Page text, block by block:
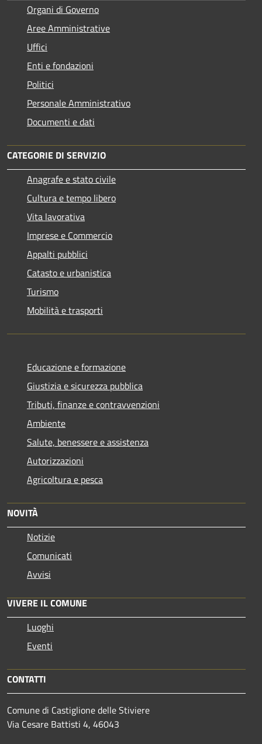
Organi di Governo
Aree Amministrative
Uffici
Enti e fondazioni
Politici
Personale Amministrativo
Documenti e dati
CATEGORIE DI SERVIZIO
Anagrafe e stato civile
Cultura e tempo libero
Vita lavorativa
Imprese e Commercio
Appalti pubblici
Catasto e urbanistica
Turismo
Mobilità e trasporti
Educazione e formazione
Giustizia e sicurezza pubblica
Tributi, finanze e contravvenzioni
Ambiente
Salute, benessere e assistenza
Autorizzazioni
Agricoltura e pesca
NOVITÀ
Notizie
Comunicati
Avvisi
VIVERE IL COMUNE
Luoghi
Eventi
CONTATTI
Comune di Castiglione delle Stiviere
Via Cesare Battisti 4, 46043